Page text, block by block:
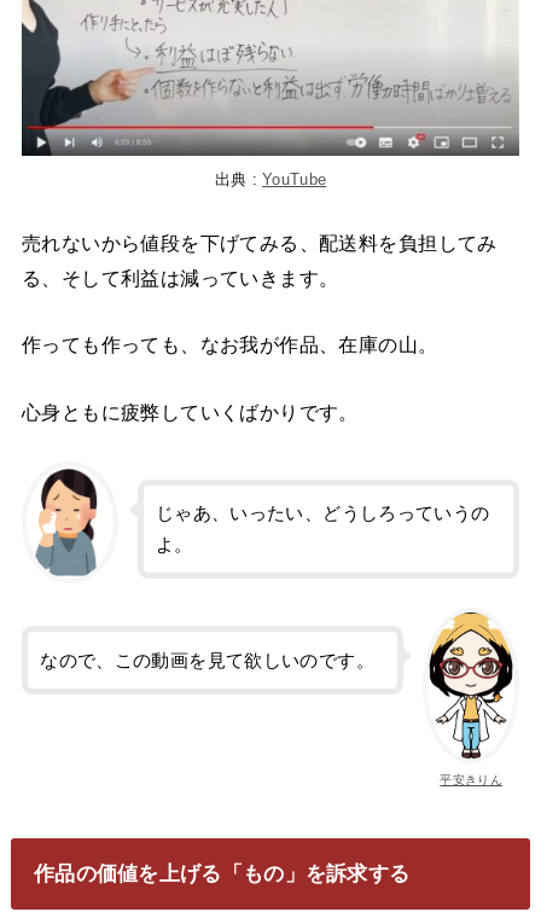
出典 :YouTube
売れないから値段を下げてみる、配送料を負担してみ
る、そして利益は減っていきます。
作っても作っても、なお我が作品、在庫の山。
心身ともに疲弊していくばかりです。
じゃあ、いったい、どうしろっていうの
よ。
平安きりん
なので、この動画を見て欲しいのです。
作品の価値を上げる「もの」を訴求する